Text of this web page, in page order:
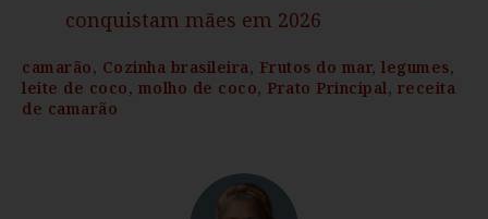
conquistam mães em 2026
camarão, Cozinha brasileira, Frutos do mar, legumes,
leite de coco, molho de coco, Prato Principal, receita
de camarão